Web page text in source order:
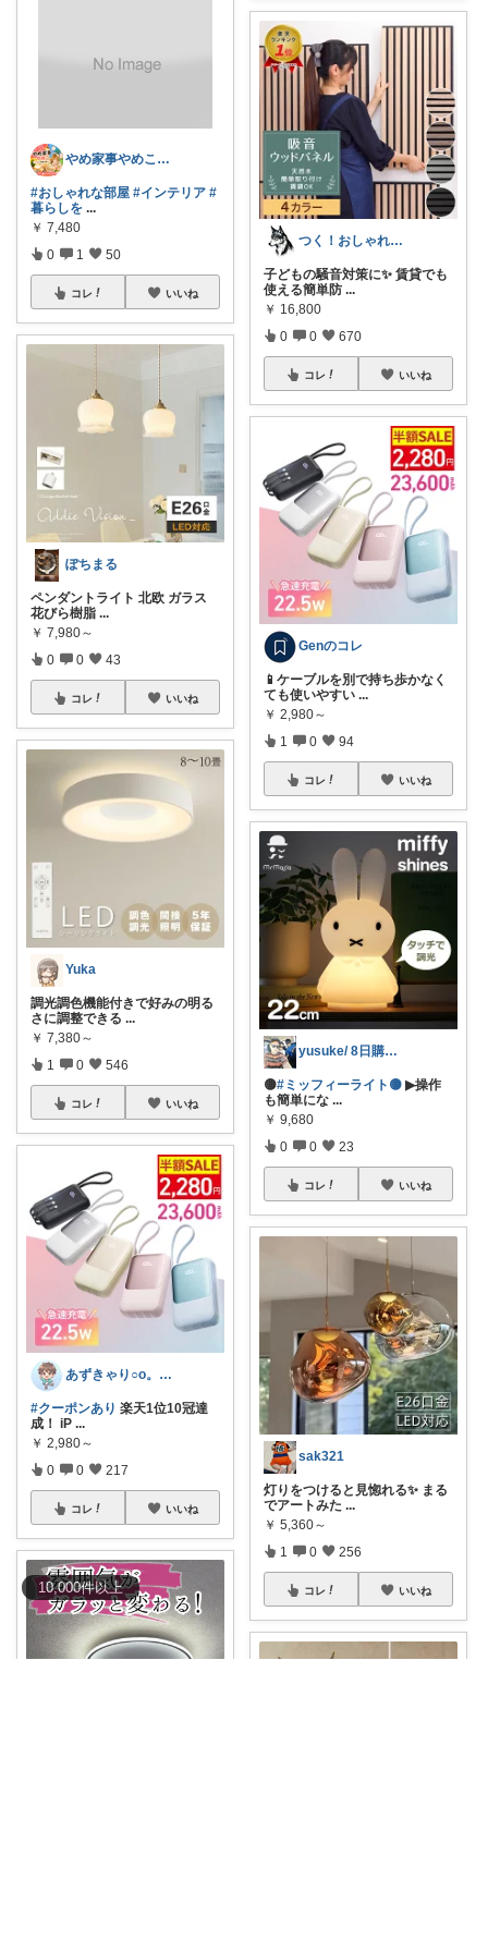
10,000件以上
やめ家事やめこ♡一軍インテリア
#おしゃれな部屋 #インテリア #
暮らしを ...
￥ 7,480
0 1 50
コレ いいね
ぽちまる
ペンダントライト 北欧 ガラス
花びら樹脂 ...
￥ 7,980～
0 0 43
コレ いいね
Yuka
調光調色機能付きで好みの明る
さに調整できる ...
￥ 7,380～
1 0 546
コレ いいね
あずきゃり○o。.🐟🐠
#クーポンあり 楽天1位10冠達
成！ iP ...
￥ 2,980～
0 0 217
コレ いいね
つく！おしゃれな商品や便利な商品をお届け
子どもの騒音対策に✨ 賃貸でも
使える簡単防 ...
￥ 16,800
0 0 670
コレ いいね
Genのコレ
📱ケーブルを別で持ち歩かなく
ても使いやすい ...
￥ 2,980～
1 0 94
コレ いいね
yusuke/ 8日購入感謝♫
🟡#ミッフィーライト🟡 ▶操作
も簡単にな ...
￥ 9,680
0 0 23
コレ いいね
sak321
灯りをつけると見惚れる✨ まる
でアートみた ...
￥ 5,360～
1 0 256
コレ いいね